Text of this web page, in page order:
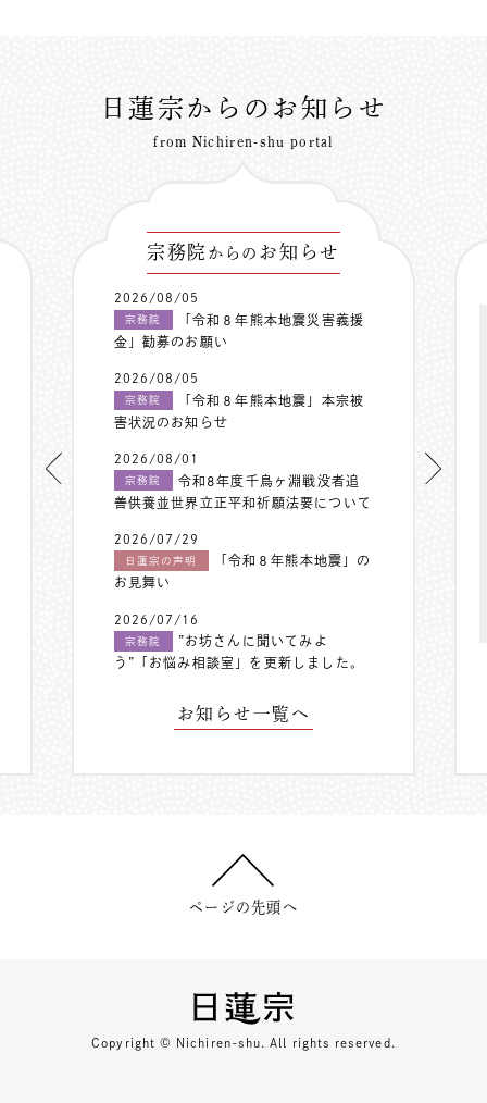
日蓮宗からのお知らせ
from Nichiren-shu portal
宗務院 からの お知らせ
2026/08/05
宗務院
「令和８年熊本地震災害義援
金」勧募のお願い
2026/08/05
宗務院
「令和８年熊本地震」本宗被
害状況のお知らせ
2026/08/01
宗務院
令和8年度千鳥ヶ淵戦没者追
善供養並世界立正平和祈願法要について
2026/07/29
日蓮宗の声明
「令和８年熊本地震」の
お見舞い
2026/07/16
宗務院
”お坊さんに聞いてみよ
う”「お悩み相談室」を更新しました。
お知らせ一覧へ
ページの先頭へ
Copyright © Nichiren-shu. All rights reserved.